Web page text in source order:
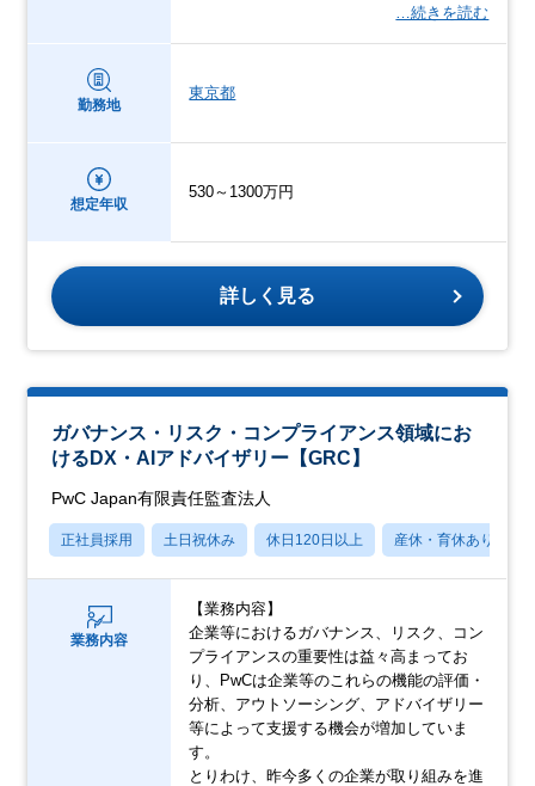
…続きを読む
勤務地
東京都
想定年収
530～1300万円
詳しく見る
ガバナンス・リスク・コンプライアンス領域にお
けるDX・AIアドバイザリー【GRC】
PwC Japan有限責任監査法人
正社員採用 土日祝休み 休日120日以上 産休・育休あり
業務内容
【業務内容】
企業等におけるガバナンス、リスク、コン
プライアンスの重要性は益々高まってお
り、PwCは企業等のこれらの機能の評価・
分析、アウトソーシング、アドバイザリー
等によって支援する機会が増加していま
す。
とりわけ、昨今多くの企業が取り組みを進